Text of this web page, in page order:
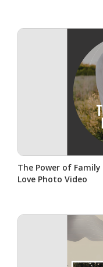
The Power of Family
Love Photo Video